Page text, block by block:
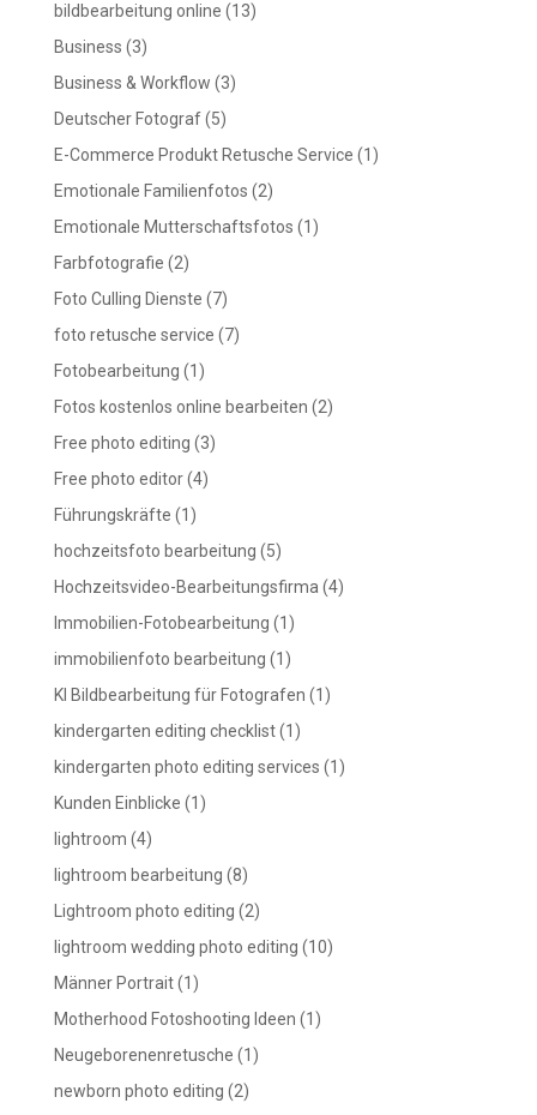
bildbearbeitung online (13)
Business (3)
Business & Workflow (3)
Deutscher Fotograf(5)
E-Commerce Produkt Retusche Service (1)
Emotionale Familienfotos (2)
Emotionale Mutterschaftsfotos (1)
Farbfotografie (2)
Foto Culling Dienste (7)
foto retusche service (7)
Fotobearbeitung (1)
Fotos kostenlos online bearbeiten (2)
Free photo editing (3)
Free photo editor(4)
Führungskräfte (1)
hochzeitsfoto bearbeitung (5)
Hochzeitsvideo-Bearbeitungsfirma (4)
Immobilien-Fotobearbeitung (1)
immobilienfoto bearbeitung (1)
KI Bildbearbeitung für Fotografen (1)
kindergarten editing checklist(1)
kindergarten photo editing services (1)
Kunden Einblicke (1)
lightroom (4)
lightroom bearbeitung (8)
Lightroom photo editing (2)
lightroom wedding photo editing (10)
Männer Portrait(1)
Motherhood Fotoshooting Ideen (1)
Neugeborenenretusche (1)
newborn photo editing (2)